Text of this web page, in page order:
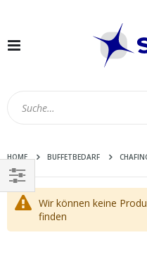
Navigation
HOME BUFFETBEDARF
Wir können keine
finden
EINKAUFEN
NACH